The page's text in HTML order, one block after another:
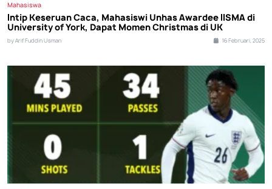
Mahasiswa
Intip Keseruan Caca, Mahasiswi Unhas Awardee IISMA di
University of York, Dapat Momen Christmas di UK
by Arif Fuddin Usman 16 Februari, 2025